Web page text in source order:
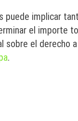
puede implicar
el importe
sobre el derecho
.